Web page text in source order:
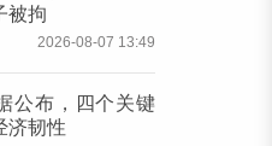
被拘
2026-08-07 13:49
公布，四个关键
济韧性